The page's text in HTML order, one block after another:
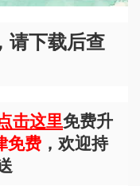
请下载后查
击这里免费升
免费 ，欢迎持